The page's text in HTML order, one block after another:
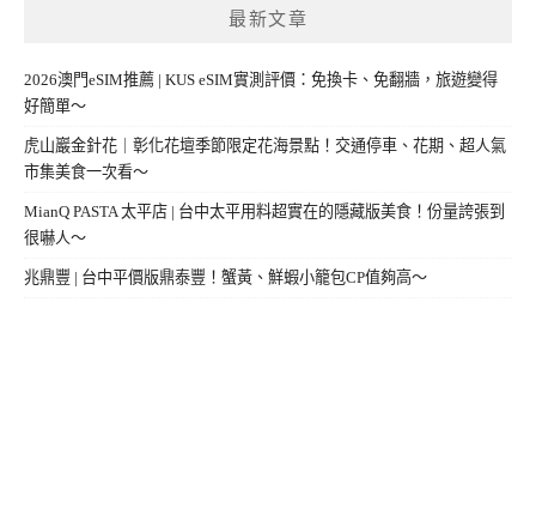
最新文章
2026澳門eSIM推薦 | KUS eSIM實測評價：免換卡、免翻牆，旅遊變得
好簡單～
虎山巖金針花｜彰化花壇季節限定花海景點！交通停車、花期、超人氣
市集美食一次看～
MianQ PASTA 太平店 | 台中太平用料超實在的隱藏版美食！份量誇張到
很嚇人～
兆鼎豐 | 台中平價版鼎泰豐！蟹黃、鮮蝦小籠包CP值夠高～